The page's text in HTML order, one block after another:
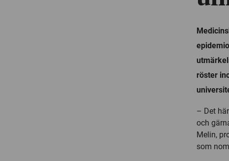
röster
– Det
och
Melin,
som